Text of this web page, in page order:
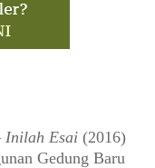
Inilah Esai (2016)
Gedung Baru